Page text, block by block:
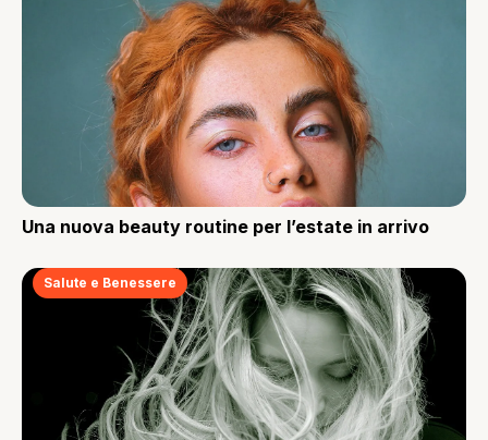
Una nuova beauty routine per l’estate in arrivo
Salute e Benessere